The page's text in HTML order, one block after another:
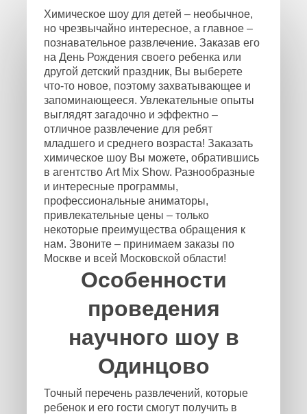
Химическое шоу для детей – необычное,
но чрезвычайно интересное, а главное –
познавательное развлечение. Заказав его
на День Рождения своего ребенка или
другой детский праздник, Вы выберете
что-то новое, поэтому захватывающее и
запоминающееся. Увлекательные опыты
выглядят загадочно и эффектно –
отличное развлечение для ребят
младшего и среднего возраста! Заказать
химическое шоу Вы можете, обратившись
в агентство Art Mix Show. Разнообразные
и интересные программы,
профессиональные аниматоры,
привлекательные цены – только
некоторые преимущества обращения к
нам. Звоните – принимаем заказы по
Москве и всей Московской области!
Особенности
проведения
научного шоу в
Одинцово
Точный перечень развлечений, которые
ребенок и его гости смогут получить в